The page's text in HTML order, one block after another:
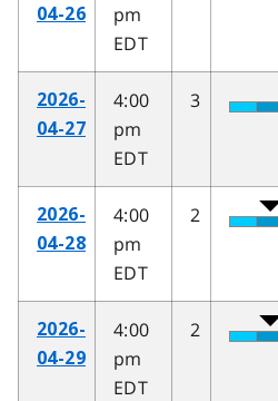
04-26
pm
EDT
2026-
04-27
4:00
pm
EDT
3
2026-
04-28
4:00
pm
EDT
2
2026-
04-29
4:00
pm
EDT
2